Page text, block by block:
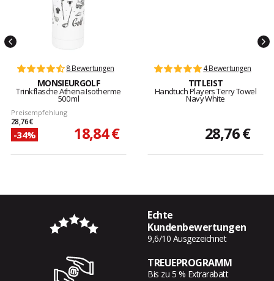
8 Bewertungen
MONSIEURGOLF
Trinkflasche Athena Isotherme
500 ml
Preisempfehlung
28,76 €
-34% 18,84 €
4 Bewertungen
TITLEIST
Handtuch Players Terry Towel
Navy White
28,76 €
Echte
Kundenbewertungen
9,6/10 Ausgezeichnet
TREUEPROGRAMM
Bis zu 5 % Extrarabatt